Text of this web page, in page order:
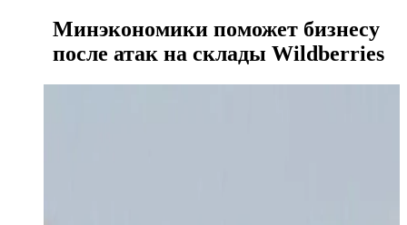
Минэкономики поможет бизнесу
после атак на склады Wildberries